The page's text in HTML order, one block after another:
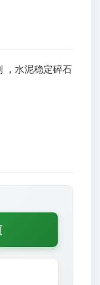
，水泥稳定碎石